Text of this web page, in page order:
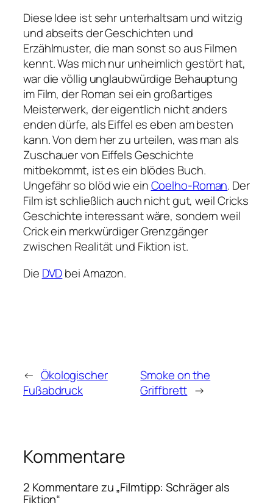
Diese Idee ist sehr unterhaltsam und witzig
und abseits der Geschichten und
Erzählmuster, die man sonst so aus Filmen
kennt. Was mich nur unheimlich gestört hat,
war die völlig unglaubwürdige Behauptung
im Film, der Roman sei ein großartiges
Meisterwerk, der eigentlich nicht anders
enden dürfe, als Eiffel es eben am besten
kann. Von dem her zu urteilen, was man als
Zuschauer von Eiffels Geschichte
mitbekommt, ist es ein blödes Buch.
Ungefähr so blöd wie einCoelho-Roman. Der
Film ist schließlich auch nicht gut, weil Cricks
Geschichte interessant wäre, sondern weil
Crick ein merkwürdiger Grenzgänger
zwischen Realität und Fiktion ist.
Die DVDbei Amazon.
← Ökologischer
Fußabdruck
Smoke on the
Griffbrett →
Kommentare
2 Kommentare zu „Filmtipp: Schräger als
Fiktion“